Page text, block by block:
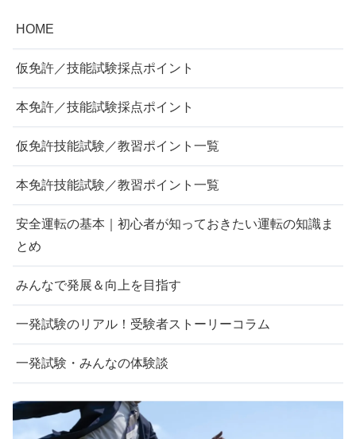
HOME
仮免許／技能試験採点ポイント
本免許／技能試験採点ポイント
仮免許技能試験／教習ポイント一覧
本免許技能試験／教習ポイント一覧
安全運転の基本｜初心者が知っておきたい運転の知識ま
とめ
みんなで発展＆向上を目指す
一発試験のリアル！受験者ストーリーコラム
一発試験・みんなの体験談